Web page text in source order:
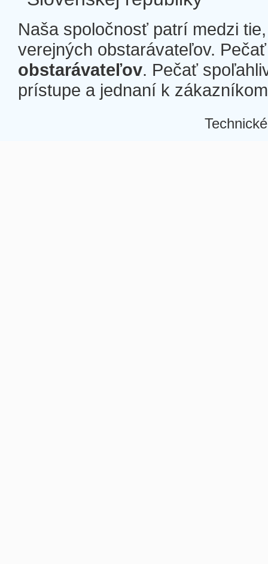
Naša spoločnosť patrí medzi
verejných obstarávateľov.
obstarávateľov. Pečať
prístupe a jednaní k